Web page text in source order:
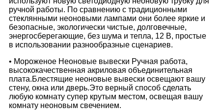
ручной работы. По сравнению с традиционными
стеклянными неоновыми лампами они более яркие и
безопасные, экологически чистые, долговечные,
энергосберегающие, без шума и тепла, 12 В, простые
в использовании разнообразные сценариев.
• Мороженое Неоновые вывески Ручная работа,
высококачественная акриловая объединительная
плата.Блестящие неоновые вывески освещают вашу
стену, окна или дверь.Это верный способ сделать
любую комнату супер крутым местом, освещая вашу
комнату неоновым свечением.